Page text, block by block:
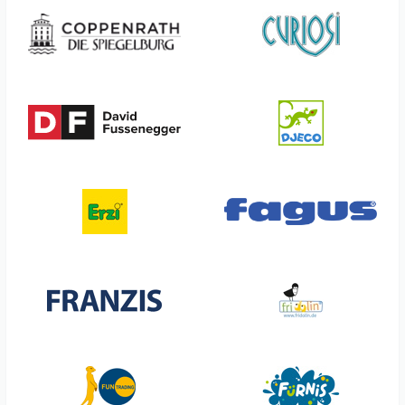
Corvus
Crocodile Creek
Grätz Verlag
Haba
Iden
Living Puppets
Magilano
Meffert's Best
Miss Sparrow